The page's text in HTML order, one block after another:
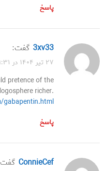
پاسخ
3xv33 گفت:
۲۷ تیر ۱۴۰۴ در ۹:۳۱ ق.ظ
pretence of the
richer.
پاسخ
ConnieCef